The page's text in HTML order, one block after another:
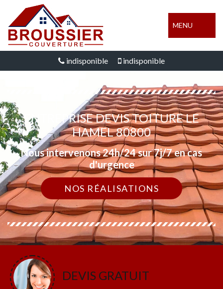
MENU
indisponible indisponible
ENTREPRISE DEVIS TOITURE LE
HAMEL 80800
Nous intervenons 24h/24 sur 7j/7 en cas
d'urgence
NOS RÉALISATIONS
DEVIS GRATUIT